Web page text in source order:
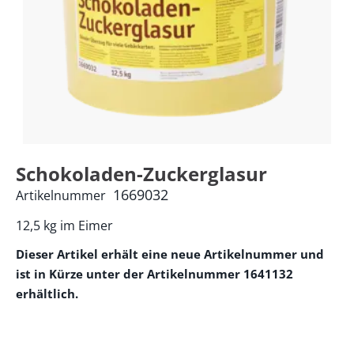
Schokoladen-Zuckerglasur
12,5 kg im Eimer
Artikelnummer 1669032
Dieser Artikel erhält eine neue Artikelnummer und
ist in Kürze unter der Artikelnummer 1641132
erhältlich.